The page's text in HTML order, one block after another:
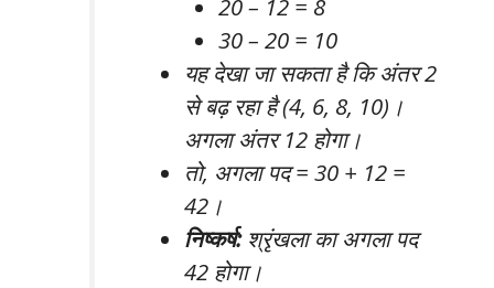
20 – 12 = 8
30 – 20 = 10
यह देखा जा सकता है कि अंतर 2
से बढ़ रहा है (4, 6, 8, 10)।
अगला अंतर 12 होगा।
तो, अगला पद = 30 + 12 =
42।
निष्कर्ष:श्रृंखला का अगला पद
42 होगा।